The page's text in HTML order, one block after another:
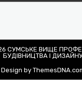
СУМСЬКЕ ВИЩЕ
БУДІВНИЦТВА І
Design by